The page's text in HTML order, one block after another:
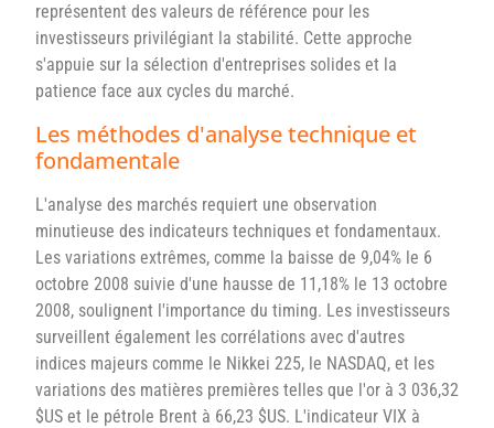
représentent des valeurs de référence pour les
investisseurs privilégiant la stabilité. Cette approche
s'appuie sur la sélection d'entreprises solides et la
patience face aux cycles du marché.
Les méthodes d'analyse technique et
fondamentale
L'analyse des marchés requiert une observation
minutieuse des indicateurs techniques et fondamentaux.
Les variations extrêmes, comme la baisse de 9,04% le 6
octobre 2008 suivie d'une hausse de 11,18% le 13 octobre
2008, soulignent l'importance du timing. Les investisseurs
surveillent également les corrélations avec d'autres
indices majeurs comme le Nikkei 225, le NASDAQ, et les
variations des matières premières telles que l'or à 3 036,32
$US et le pétrole Brent à 66,23 $US. L'indicateur VIX à